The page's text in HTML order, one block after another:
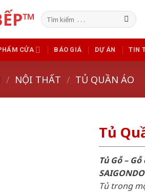
Tìm
kiếm:
CỬA BÁO GIÁ DỰ ÁN TIN
/ NỘI THẤT / TỦ QUẦN ÁO
Tủ
Tủ Gỗ –
Tủ trong